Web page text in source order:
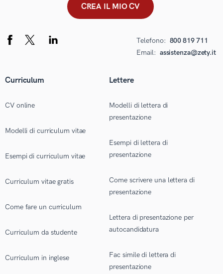
CREA IL MIO CV
Telefono: 800 819 711
Email: assistenza@zety.it
Curriculum
CV online
Modelli di curriculum vitae
Esempi di curriculum vitae
Curriculum vitae gratis
Come fare un curriculum
Curriculum da studente
Curriculum in inglese
Lettere
Modelli di lettera di
presentazione
Esempi di lettera di
presentazione
Come scrivere una lettera di
presentazione
Lettera di presentazione per
autocandidatura
Fac simile di lettera di
presentazione